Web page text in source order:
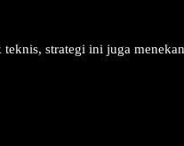
strategi ini juga